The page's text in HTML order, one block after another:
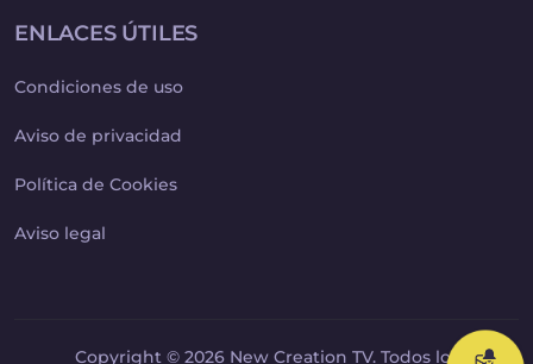
ENLACES ÚTILES
Condiciones de uso
Aviso de privacidad
Política de Cookies
Aviso legal
Copyright © 2026 New Creation TV. Todos los